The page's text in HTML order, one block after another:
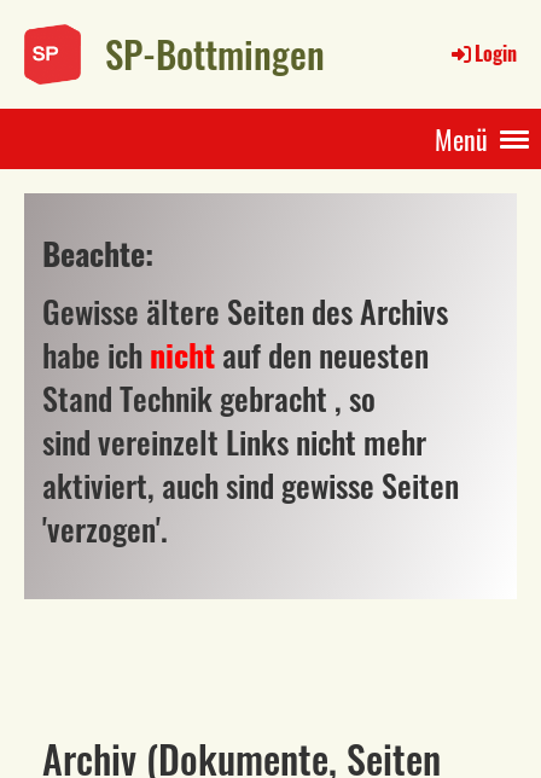
SP-Bottmingen Login
Menü
Beachte:
Gewisse ältere Seiten des Archivs
habe ichnichtauf den neuesten
Stand Technik gebracht , so
sind vereinzelt Links nicht mehr
aktiviert, auch sind gewisse Seiten
'verzogen'.
Archiv (Dokumente, Seiten